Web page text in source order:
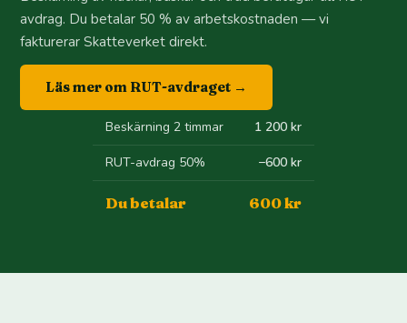
avdrag. Du betalar 50 % av arbetskostnaden — vi
fakturerar Skatteverket direkt.
Läs mer om RUT-avdraget →
Beskärning 2 timmar 1 200 kr
RUT-avdrag 50% −600 kr
Du betalar 600 kr